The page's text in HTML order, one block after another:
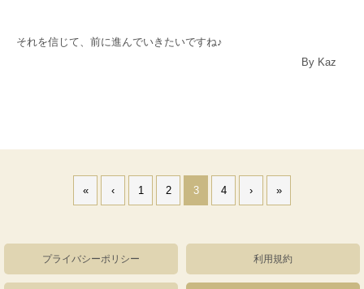
それを信じて、前に進んでいきたいですね♪
By Kaz
« ‹ 1 2 3 4 › »
プライバシーポリシー 利用規約